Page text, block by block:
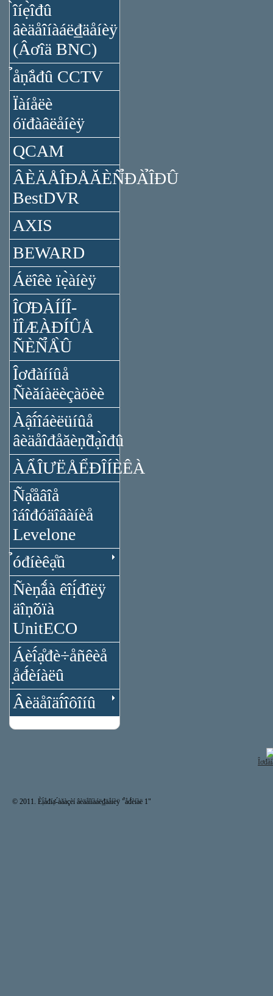
̀îíẹ̀îđû
âèäåîíàáë₫äåíèÿ
(Âơîä BNC)
̉åṇ̃åđû CCTV
Ïàíåëè
óïđàâëåíèÿ
QCAM
ÂÈÄÅÎĐÅĂÈÑ̉ĐÀ̉ÎĐÛ
BestDVR
AXIS
BEWARD
Áëîêè ïẹ̀àíèÿ
ÎƠĐÀÍÍÎ-
ÏÎÆÀĐÍÛÅ
ÑÈÑ̉Å̀Û
Îơđàííûå
Ñèăíàëèçàöèè
Àậî́îáèëüíûå
âèäåîđåăèṇ̃đạ̀îđû
ÀẨÎƯËÅỂĐÎÍÈÊÀ
Ñạ̊åâîå
îáîđóäîâàíèå
Levelone
̉óđíèêạ̊û
Ñèṇ̃ǻà êîị́đîëÿ
äîṇ̃óïà
UnitECO
Áèî́ạ̊đè÷åñêèå
̣åđ́èíàëû
Âèäåîäî́îôîíû
© 2011. Èị́åđíạ̊-́àăàçèí âèäåîíàáë₫äåíèÿ "̉åđ́èíàë 1"